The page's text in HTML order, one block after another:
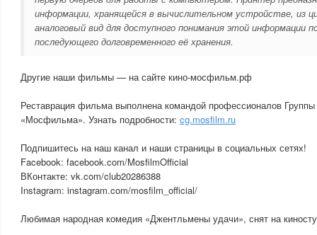
информации, хранящейся в вычислительном устройстве, из
аналоговый вид для доступного понимания этой информации
последующего долговременного её хранения.
Другие наши фильмы — на сайте кино-мосфильм.рф
Реставрация фильма выполнена командой профессионалов
«Мосфильма». Узнать подробности: cg.mosfilm.ru
Подпишитесь на наш канал и наши страницы в социальных сетях!
Facebook: facebook.com/MosfilmOfficial
ВКонтакте: vk.com/club20286388
Instagram: instagram.com/mosfilm_official/
Любимая народная комедия «Джентльмены удачи», снят на